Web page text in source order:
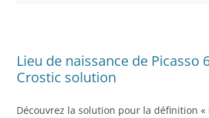
Lieu de naissance de Picasso
Crostic solution
Découvrez la solution pour la définition «